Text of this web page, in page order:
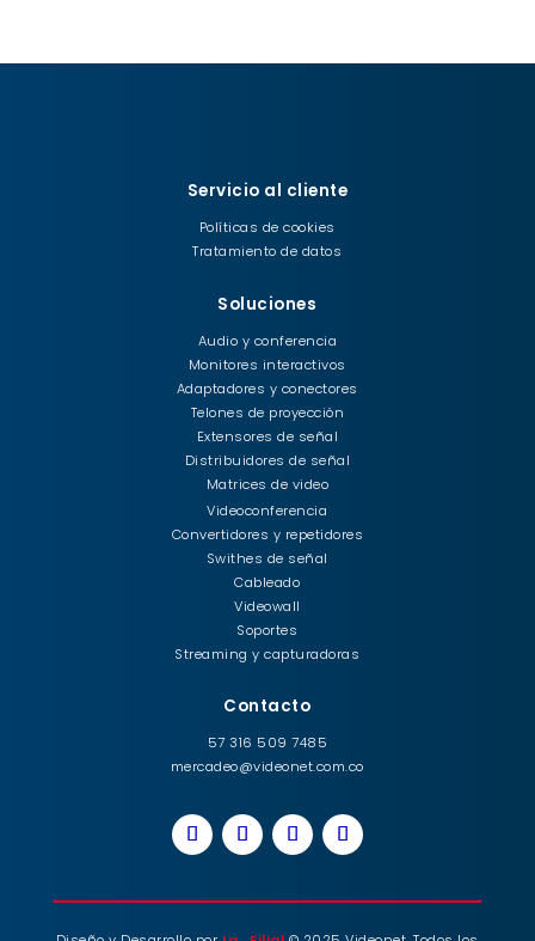
Servicio al cliente
Políticas de cookies
Tratamiento de datos
Soluciones
Audio y conferencia
Monitores interactivos
Adaptadores y conectores
Telones de proyección
Extensores de señal
Distribuidores de señal
Matrices de video
Videoconferencia
Convertidores y repetidores
Swithes de señal
Cableado
Videowall
Soportes
Streaming y capturadoras
Contacto
57 316 509 7485
mercadeo@videonet.com.co